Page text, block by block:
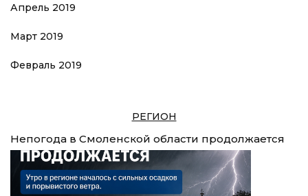
Апрель 2019
Март 2019
Февраль 2019
РЕГИОН
Непогода в Смоленской области продолжается